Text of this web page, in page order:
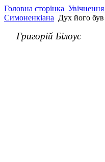
Головна сторінка Увічнення
Симоненкіана Дух його
Григорій Білоус